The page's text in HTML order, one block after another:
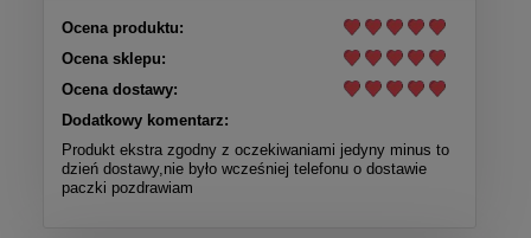
Ocena produktu:
Ocena sklepu:
Ocena dostawy:
Dodatkowy komentarz:
Produkt ekstra zgodny z oczekiwaniami jedyny minus to
dzień dostawy,nie było wcześniej telefonu o dostawie
paczki pozdrawiam